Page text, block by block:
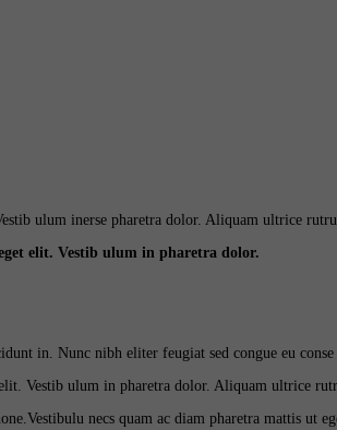
ulum inerse pharetra dolor. Aliquam ultrice
elit. Vestib ulum in pharetra dolor.
in. Nunc nibh eliter feugiat sed congue eu conse
Vestib ulum in pharetra dolor. Aliquam ultrice
necs quam ac diam pharetra mattis